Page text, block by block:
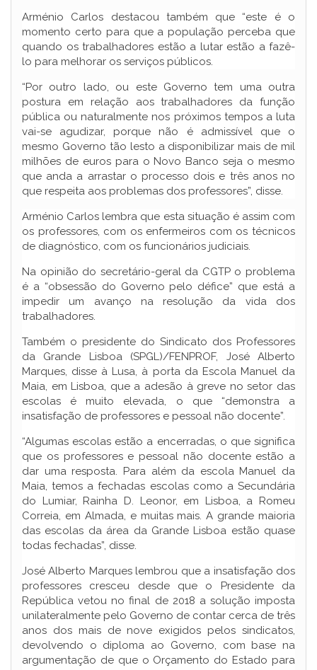
Arménio Carlos destacou também que “este é o
momento certo para que a população perceba que
quando os trabalhadores estão a lutar estão a fazê-
lo para melhorar os serviços públicos.
“Por outro lado, ou este Governo tem uma outra
postura em relação aos trabalhadores da função
pública ou naturalmente nos próximos tempos a luta
vai-se agudizar, porque não é admissível que o
mesmo Governo tão lesto a disponibilizar mais de mil
milhões de euros para o Novo Banco seja o mesmo
que anda a arrastar o processo dois e três anos no
que respeita aos problemas dos professores”, disse.
Arménio Carlos lembra que esta situação é assim com
os professores, com os enfermeiros com os técnicos
de diagnóstico, com os funcionários judiciais.
Na opinião do secretário-geral da CGTP o problema
é a “obsessão do Governo pelo défice” que está a
impedir um avanço na resolução da vida dos
trabalhadores.
Também o presidente do Sindicato dos Professores
da Grande Lisboa (SPGL)/FENPROF, José Alberto
Marques, disse à Lusa, à porta da Escola Manuel da
Maia, em Lisboa, que a adesão à greve no setor das
escolas é muito elevada, o que “demonstra a
insatisfação de professores e pessoal não docente”.
“Algumas escolas estão a encerradas, o que significa
que os professores e pessoal não docente estão a
dar uma resposta. Para além da escola Manuel da
Maia, temos a fechadas escolas como a Secundária
do Lumiar, Rainha D. Leonor, em Lisboa, a Romeu
Correia, em Almada, e muitas mais. A grande maioria
das escolas da área da Grande Lisboa estão quase
todas fechadas”, disse.
José Alberto Marques lembrou que a insatisfação dos
professores cresceu desde que o Presidente da
República vetou no final de 2018 a solução imposta
unilateralmente pelo Governo de contar cerca de três
anos dos mais de nove exigidos pelos sindicatos,
devolvendo o diploma ao Governo, com base na
argumentação de que o Orçamento do Estado para